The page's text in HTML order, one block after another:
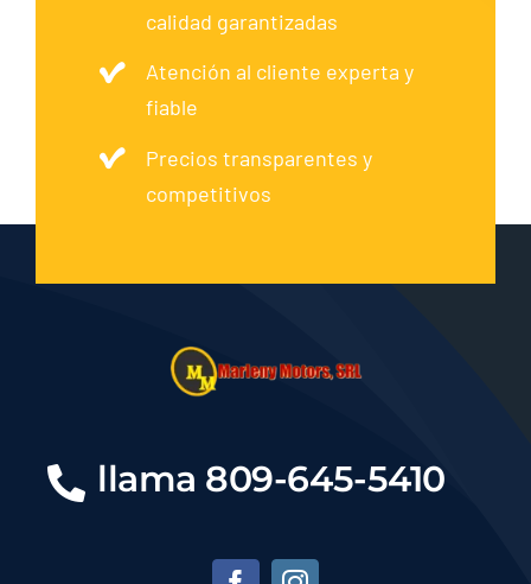
calidad garantizadas
Atención al cliente experta y
fiable
Precios transparentes y
competitivos
llama 809-645-5410